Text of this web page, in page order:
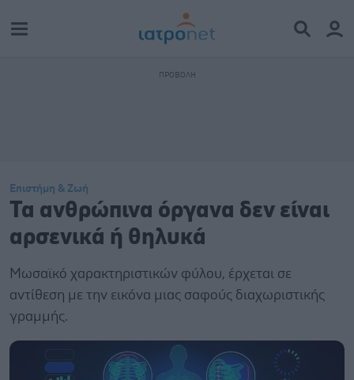
Επιστήμη & Ζωή
Τα ανθρώπινα όργανα δεν είναι
αρσενικά ή θηλυκά
Μωσαϊκό χαρακτηριστικών φύλου, έρχεται σε
αντίθεση με την εικόνα μιας σαφούς διαχωριστικής
γραμμής.